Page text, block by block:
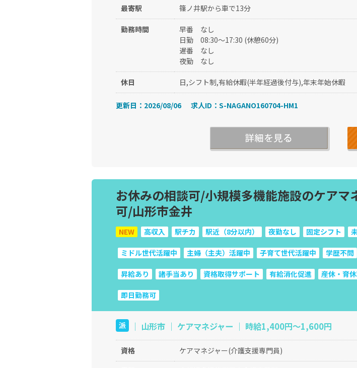
最寄駅 篠ノ井駅から車で13分
勤務時間 早番
なし
日勤
08:30～17:30 (休憩60分)
遅番
なし
夜勤
なし
休日 日,シフト制,有給休暇(半年経過後付与),年末年始休暇
更新日：2026/08/06 求人ID：S-NAGANO160704-HM1
お休みの相談可/小規模多機能施設のケア
可/山形市金井
NEW 高収入 駅チカ 駅近（8分以内） 夜勤なし 固定シフト
ミドル世代活躍中 主婦（主夫）活躍中 子育て世代活躍中 学歴不問
昇給あり 諸手当あり 資格取得サポート 有給消化促進 産休・育
即日勤務可
派 ｜ 山形市 ｜ ケアマネジャー ｜ 時給1,400円～1,600円
資格 ケアマネジャー(介護支援専門員)